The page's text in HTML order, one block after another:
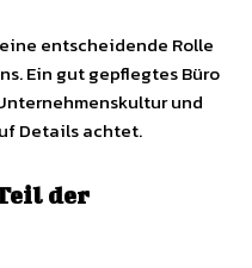
entscheidende Rolle
Ein gut gepflegtes Büro
und
Details achtet.
der